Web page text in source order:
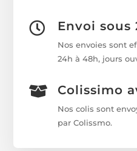
 Envoi sous
Nos envoies sont
24h à 48h, jours
 Colissimo
Nos colis sont
par Colissmo.